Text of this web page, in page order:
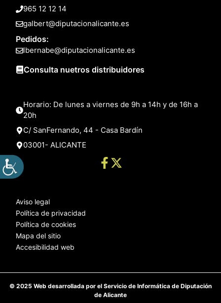
965 12 12 14
galbert@diputacionalicante.es
Pedidos:
lbernabe@diputacionalicante.es
Consulta nuetros distribuidores
Horario: De lunes a viernes de 9h a 14h y de 16h a
20h
C/ SanFernando, 44 - Casa Bardín
03001- ALICANTE
Aviso legal
Política de privacidad
Política de cookies
Mapa del sitio
Accesibilidad web
© 2025 Web desarrollada por el Servicio de Informática de Diputación
de Alicante